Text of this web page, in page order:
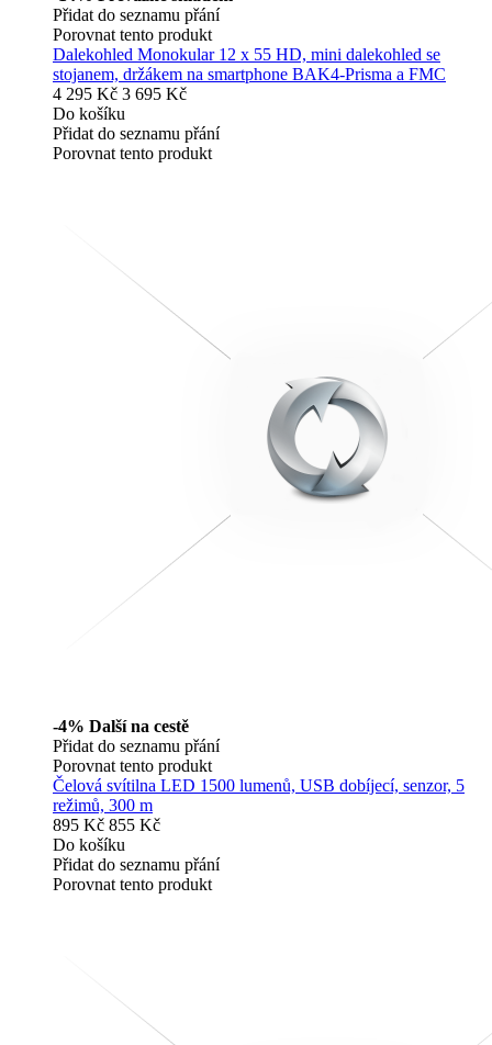
Přidat do seznamu přání
Porovnat tento produkt
Dalekohled Monokular 12 x 55 HD, mini dalekohled se
stojanem, držákem na smartphone BAK4-Prisma a FMC
4 295 Kč 3 695 Kč
Do košíku
Přidat do seznamu přání
Porovnat tento produkt
-4% Další na cestě
Přidat do seznamu přání
Porovnat tento produkt
Čelová svítilna LED 1500 lumenů, USB dobíjecí, senzor, 5
režimů, 300 m
895 Kč 855 Kč
Do košíku
Přidat do seznamu přání
Porovnat tento produkt